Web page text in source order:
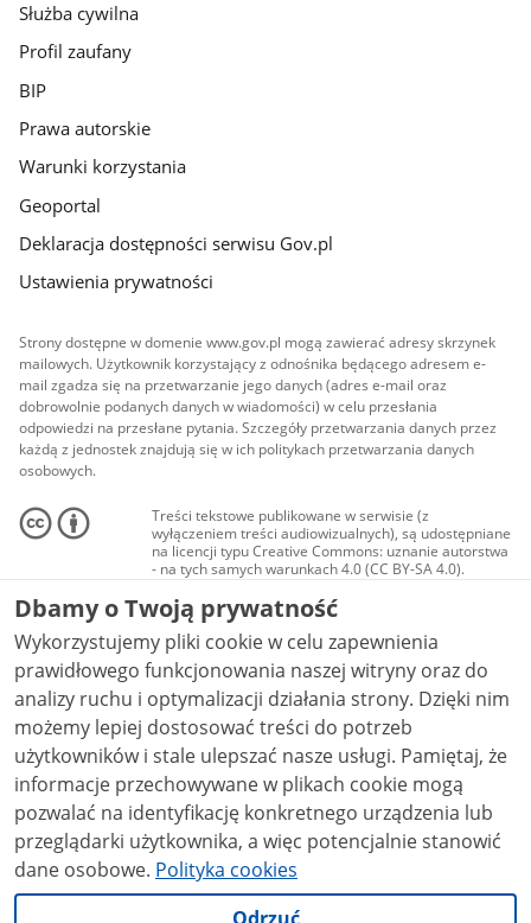
Służba cywilna
Profil zaufany
BIP
Prawa autorskie
Warunki korzystania
Geoportal
Deklaracja dostępności serwisu Gov.pl
Ustawienia prywatności
Strony dostępne w domenie www.gov.pl mogą zawierać adresy skrzynek
mailowych. Użytkownik korzystający z odnośnika będącego adresem e-
mail zgadza się na przetwarzanie jego danych (adres e-mail oraz
dobrowolnie podanych danych w wiadomości) w celu przesłania
odpowiedzi na przesłane pytania. Szczegóły przetwarzania danych przez
każdą z jednostek znajdują się w ich politykach przetwarzania danych
osobowych.
Treści tekstowe publikowane w serwisie (z
wyłączeniem treści audiowizualnych), są udostępniane
na licencji typu Creative Commons: uznanie autorstwa
- na tych samych warunkach 4.0 (CC BY-SA 4.0).
Materiały audiowizualne, w tym zdjęcia, materiały
audio i wideo, są udostępniane na licencji typu
Creative Commons: uznanie autorstwa użycie
niekomercyjne - bez utworów zależnych 4.0 (CC BY-
NC-ND 4.0), o ile nie jest to stwierdzone inaczej.
Dbamy o Twoją prywatność
Wykorzystujemy pliki cookie w celu zapewnienia
prawidłowego funkcjonowania naszej witryny oraz do
analizy ruchu i optymalizacji działania strony. Dzięki nim
możemy lepiej dostosować treści do potrzeb
użytkowników i stale ulepszać nasze usługi. Pamiętaj, że
informacje przechowywane w plikach cookie mogą
pozwalać na identyfikację konkretnego urządzenia lub
przeglądarki użytkownika, a więc potencjalnie stanowić
dane osobowe. Polityka cookies